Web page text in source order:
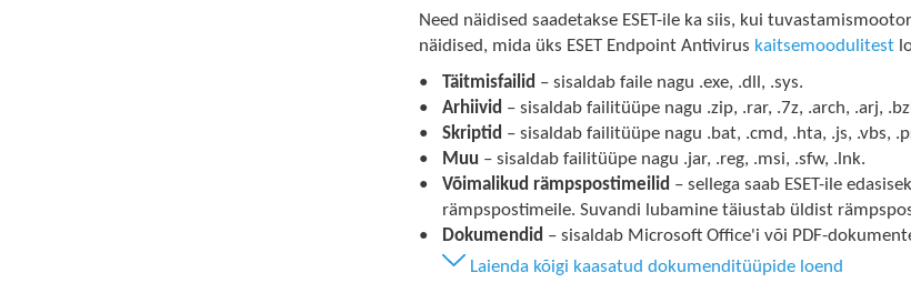
Need näidised saadetakse ESET-ile ka siis, kui
näidised, mida üks ESET Endpoint Antivirus kaitsemoodulitest
Täitmisfailid – sisaldab faile nagu .exe, .dll, .sys.
Arhiivid – sisaldab failitüüpe nagu .zip, .rar, .7z, .arch, .arj,
Skriptid – sisaldab failitüüpe nagu .bat, .cmd, .hta, .js, .vbs,
Muu – sisaldab failitüüpe nagu .jar, .reg, .msi, .sfw, .lnk.
Võimalikud rämpspostimeilid – sellega saab ESET-ile
rämpspostimeile. Suvandi lubamine täiustab üldist
Dokumendid – sisaldab Microsoft Office'i või PDF-
Laienda kõigi kaasatud dokumenditüüpide loend